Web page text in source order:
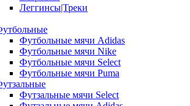
Леггинсы|Треки
Футбольные мячи Adidas
Футбольные мячи Nike
Футбольные мячи Select
Футбольные мячи Puma
Футзальные мячи Select